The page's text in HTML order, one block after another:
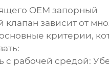
OEM запорный
клапан зависит от
критерии,
с рабочей средой: